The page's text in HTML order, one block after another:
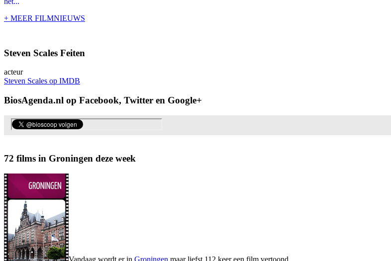
+ MEER FILMNIEUWS
Steven Scales Feiten
acteur
Steven Scales op IMDB
BiosAgenda.nl op Facebook, Twitter en Google+
72 films in Groningen deze week